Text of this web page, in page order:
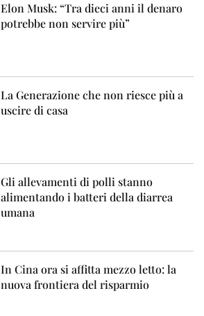
Elon Musk: “Tra dieci anni il denaro
potrebbe non servire più”
La Generazione che non riesce più a
uscire di casa
Gli allevamenti di polli stanno
alimentando i batteri della diarrea
umana
In Cina ora si affitta mezzo letto: la
nuova frontiera del risparmio